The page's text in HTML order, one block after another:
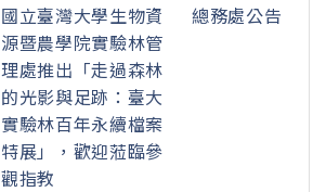
國立臺灣大學生物資
源暨農學院實驗林管
理處推出「走過森林
的光影與足跡：臺大
實驗林百年永續檔案
特展」，歡迎蒞臨參
觀指教
總務處公告